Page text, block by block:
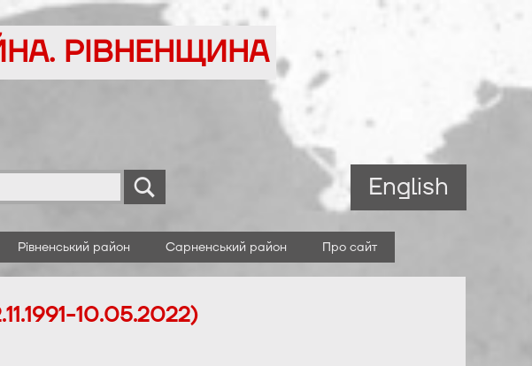
РІВНЕНЩИНА
English
Рівненський район Сарненський район Про сайт
10.05.2022)